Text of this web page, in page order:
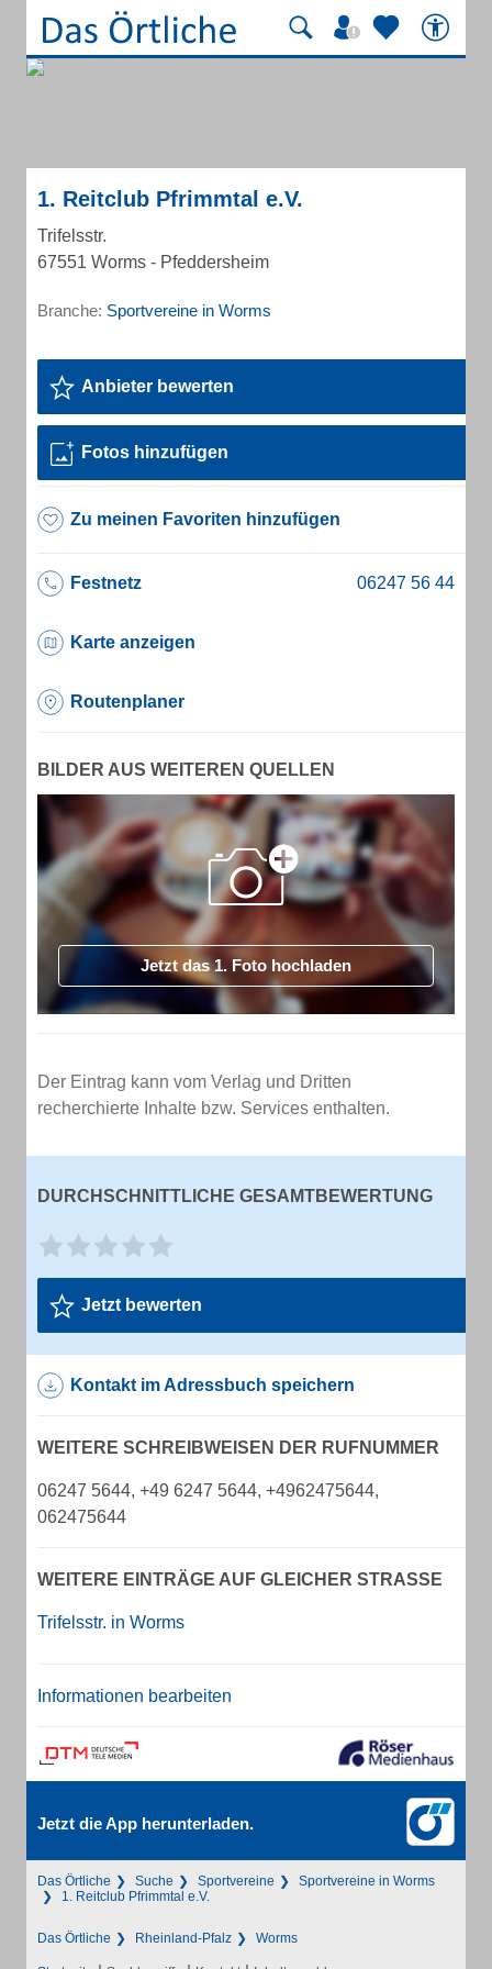
1. Reitclub Pfrimmtal e.V.
Trifelsstr.
67551 Worms - Pfeddersheim
Branche: Sportvereine in Worms
Anbieter bewerten
Fotos hinzufügen
Zu meinen Favoriten hinzufügen
Festnetz
Karte anzeigen
Routenplaner
BILDER AUS WEITEREN QUELLEN
Jetzt das 1. Foto hochladen
Der Eintrag kann vom Verlag und Dritten
recherchierte Inhalte bzw. Services enthalten.
DURCHSCHNITTLICHE GESAMTBEWERTUNG
Jetzt bewerten
Kontakt im Adressbuch speichern
WEITERE SCHREIBWEISEN DER RUFNUMMER
06247 5644, +49 6247 5644, +4962475644,
062475644
WEITERE EINTRÄGE AUF GLEICHER STRASSE
Trifelsstr. in Worms
Informationen bearbeiten
Jetzt die App herunterladen.
Das Örtliche Suche Sportvereine
Sportvereine in Worms
1. Reitclub Pfrimmtal e.V.
Das Örtliche Rheinland-Pfalz Worms